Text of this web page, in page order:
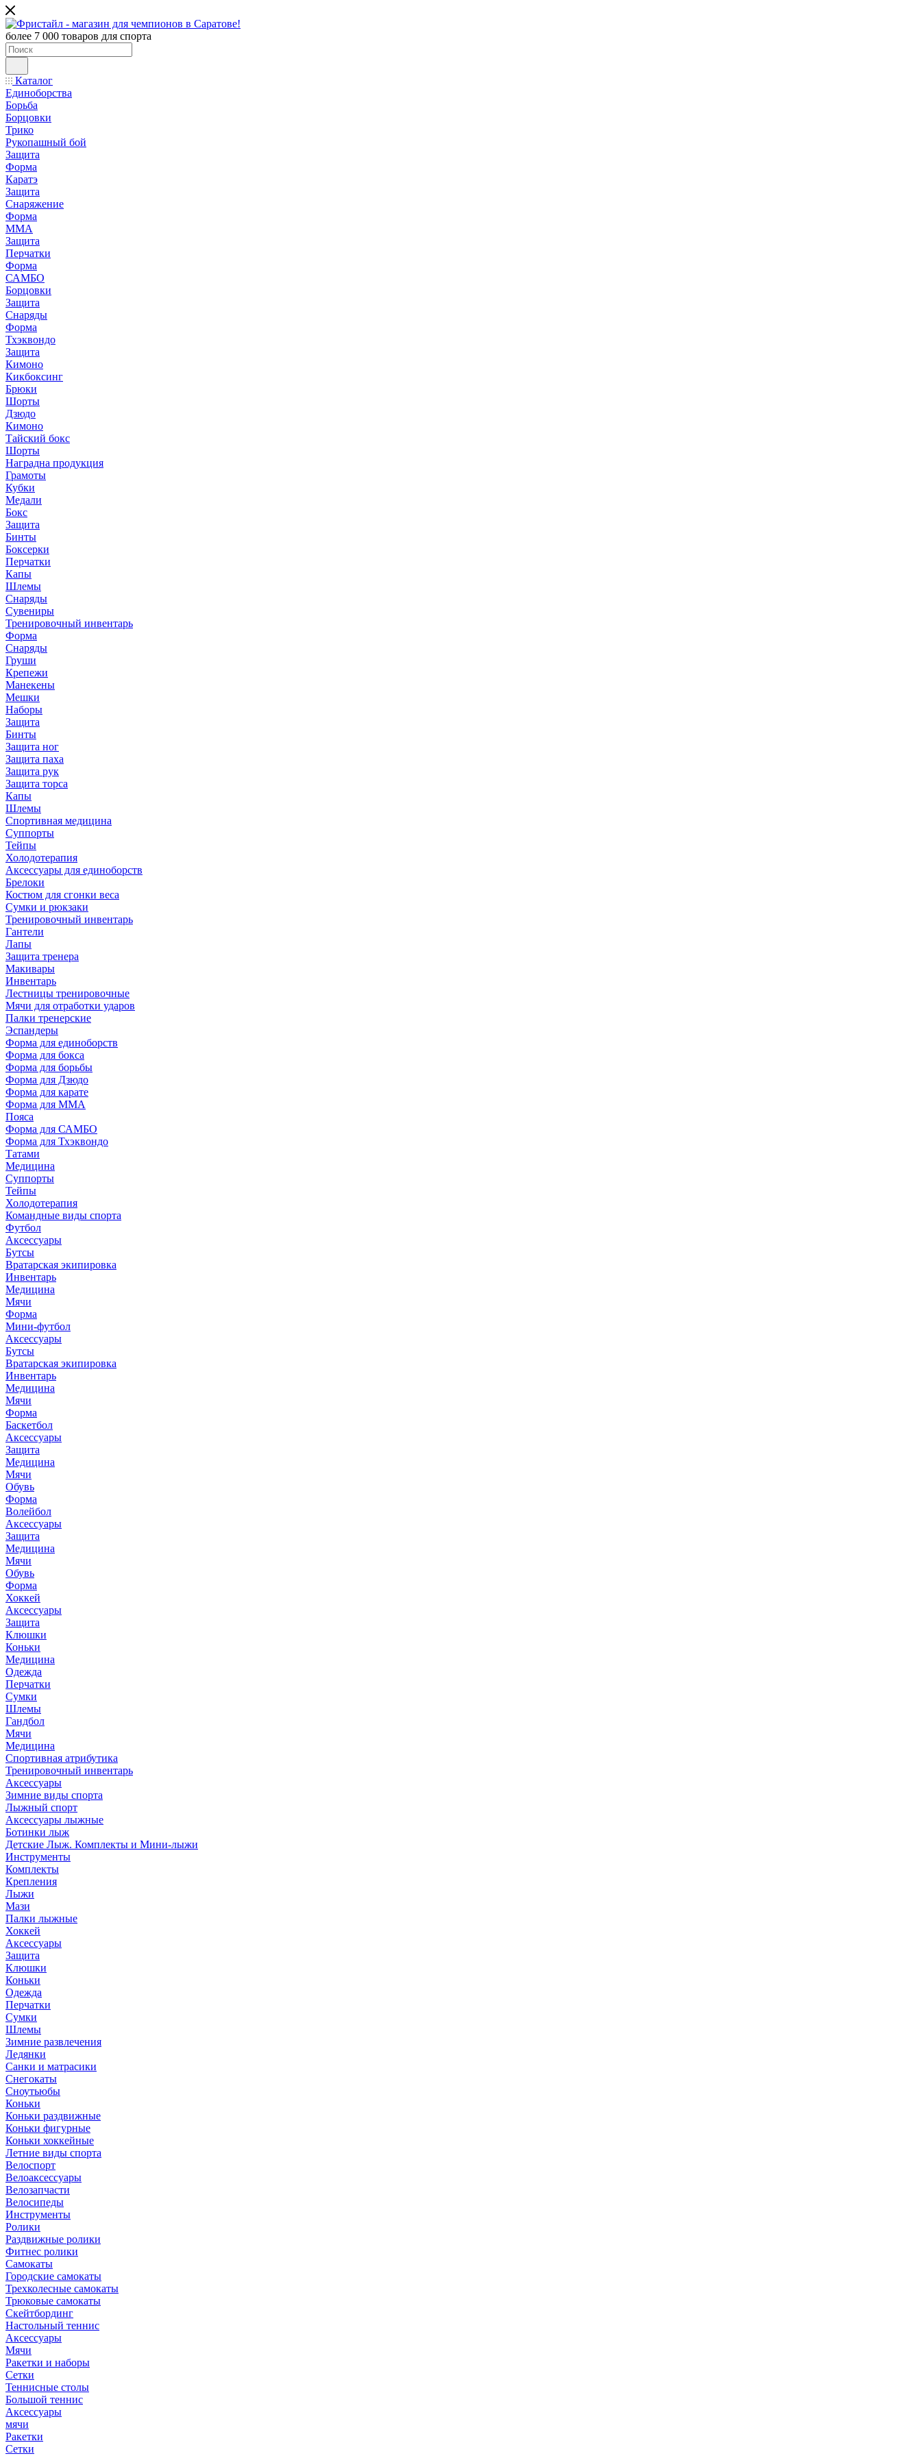
более 7 000 товаров для спорта
Каталог
Единоборства
Борьба
Борцовки
Трико
Рукопашный бой
Защита
Форма
Каратэ
Защита
Снаряжение
Форма
ММА
Защита
Перчатки
Форма
САМБО
Борцовки
Защита
Снаряды
Форма
Тхэквондо
Защита
Кимоно
Кикбоксинг
Брюки
Шорты
Дзюдо
Кимоно
Тайский бокс
Шорты
Наградна продукция
Грамоты
Кубки
Медали
Бокс
Защита
Бинты
Боксерки
Перчатки
Капы
Шлемы
Снаряды
Сувениры
Тренировочный инвентарь
Форма
Снаряды
Груши
Крепежи
Манекены
Мешки
Наборы
Защита
Бинты
Защита ног
Защита паха
Защита рук
Защита торса
Капы
Шлемы
Спортивная медицина
Суппорты
Тейпы
Холодотерапия
Аксессуары для единоборств
Брелоки
Костюм для сгонки веса
Сумки и рюкзаки
Тренировочный инвентарь
Гантели
Лапы
Защита тренера
Макивары
Инвентарь
Лестницы тренировочные
Мячи для отработки ударов
Палки тренерские
Эспандеры
Форма для единоборств
Форма для бокса
Форма для борьбы
Форма для Дзюдо
Форма для карате
Форма для MMA
Пояса
Форма для САМБО
Форма для Тхэквондо
Татами
Медицина
Суппорты
Тейпы
Холодотерапия
Командные виды спорта
Футбол
Аксессуары
Бутсы
Вратарская экипировка
Инвентарь
Медицина
Мячи
Форма
Мини-футбол
Аксессуары
Бутсы
Вратарская экипировка
Инвентарь
Медицина
Мячи
Форма
Баскетбол
Аксессуары
Защита
Медицина
Мячи
Обувь
Форма
Волейбол
Аксессуары
Защита
Медицина
Мячи
Обувь
Форма
Хоккей
Аксессуары
Защита
Клюшки
Коньки
Медицина
Одежда
Перчатки
Сумки
Шлемы
Гандбол
Мячи
Медицина
Спортивная атрибутика
Тренировочный инвентарь
Аксессуары
Зимние виды спорта
Лыжный спорт
Аксессуары лыжные
Ботинки лыж
Детские Лыж. Комплекты и Мини-лыжи
Инструменты
Комплекты
Крепления
Лыжи
Мази
Палки лыжные
Хоккей
Аксессуары
Защита
Клюшки
Коньки
Одежда
Перчатки
Сумки
Шлемы
Зимние развлечения
Ледянки
Санки и матрасики
Снегокаты
Сноутьюбы
Коньки
Коньки раздвижные
Коньки фигурные
Коньки хоккейные
Летние виды спорта
Велоспорт
Велоаксессуары
Велозапчасти
Велосипеды
Инструменты
Ролики
Раздвижные ролики
Фитнес ролики
Самокаты
Городские самокаты
Трехколесные самокаты
Трюковые самокаты
Скейтбординг
Настольный теннис
Аксессуары
Мячи
Ракетки и наборы
Сетки
Теннисные столы
Большой теннис
Аксессуары
мячи
Ракетки
Сетки